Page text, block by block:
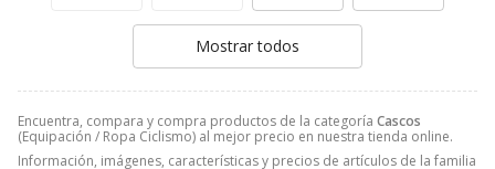
Encuentra, compara y compra productos de la categoría Cascos
(Equipación / Ropa Ciclismo) al mejor precio en nuestra tienda online.
Información, imágenes, características y precios de artículos de la familia
Mostrar todos